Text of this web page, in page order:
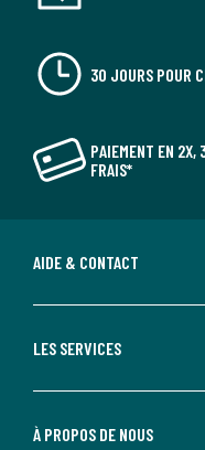
30 JOURS POUR
PAIEMENT EN 2X,
FRAIS*
AIDE & CONTACT
LES SERVICES
À PROPOS DE NOUS